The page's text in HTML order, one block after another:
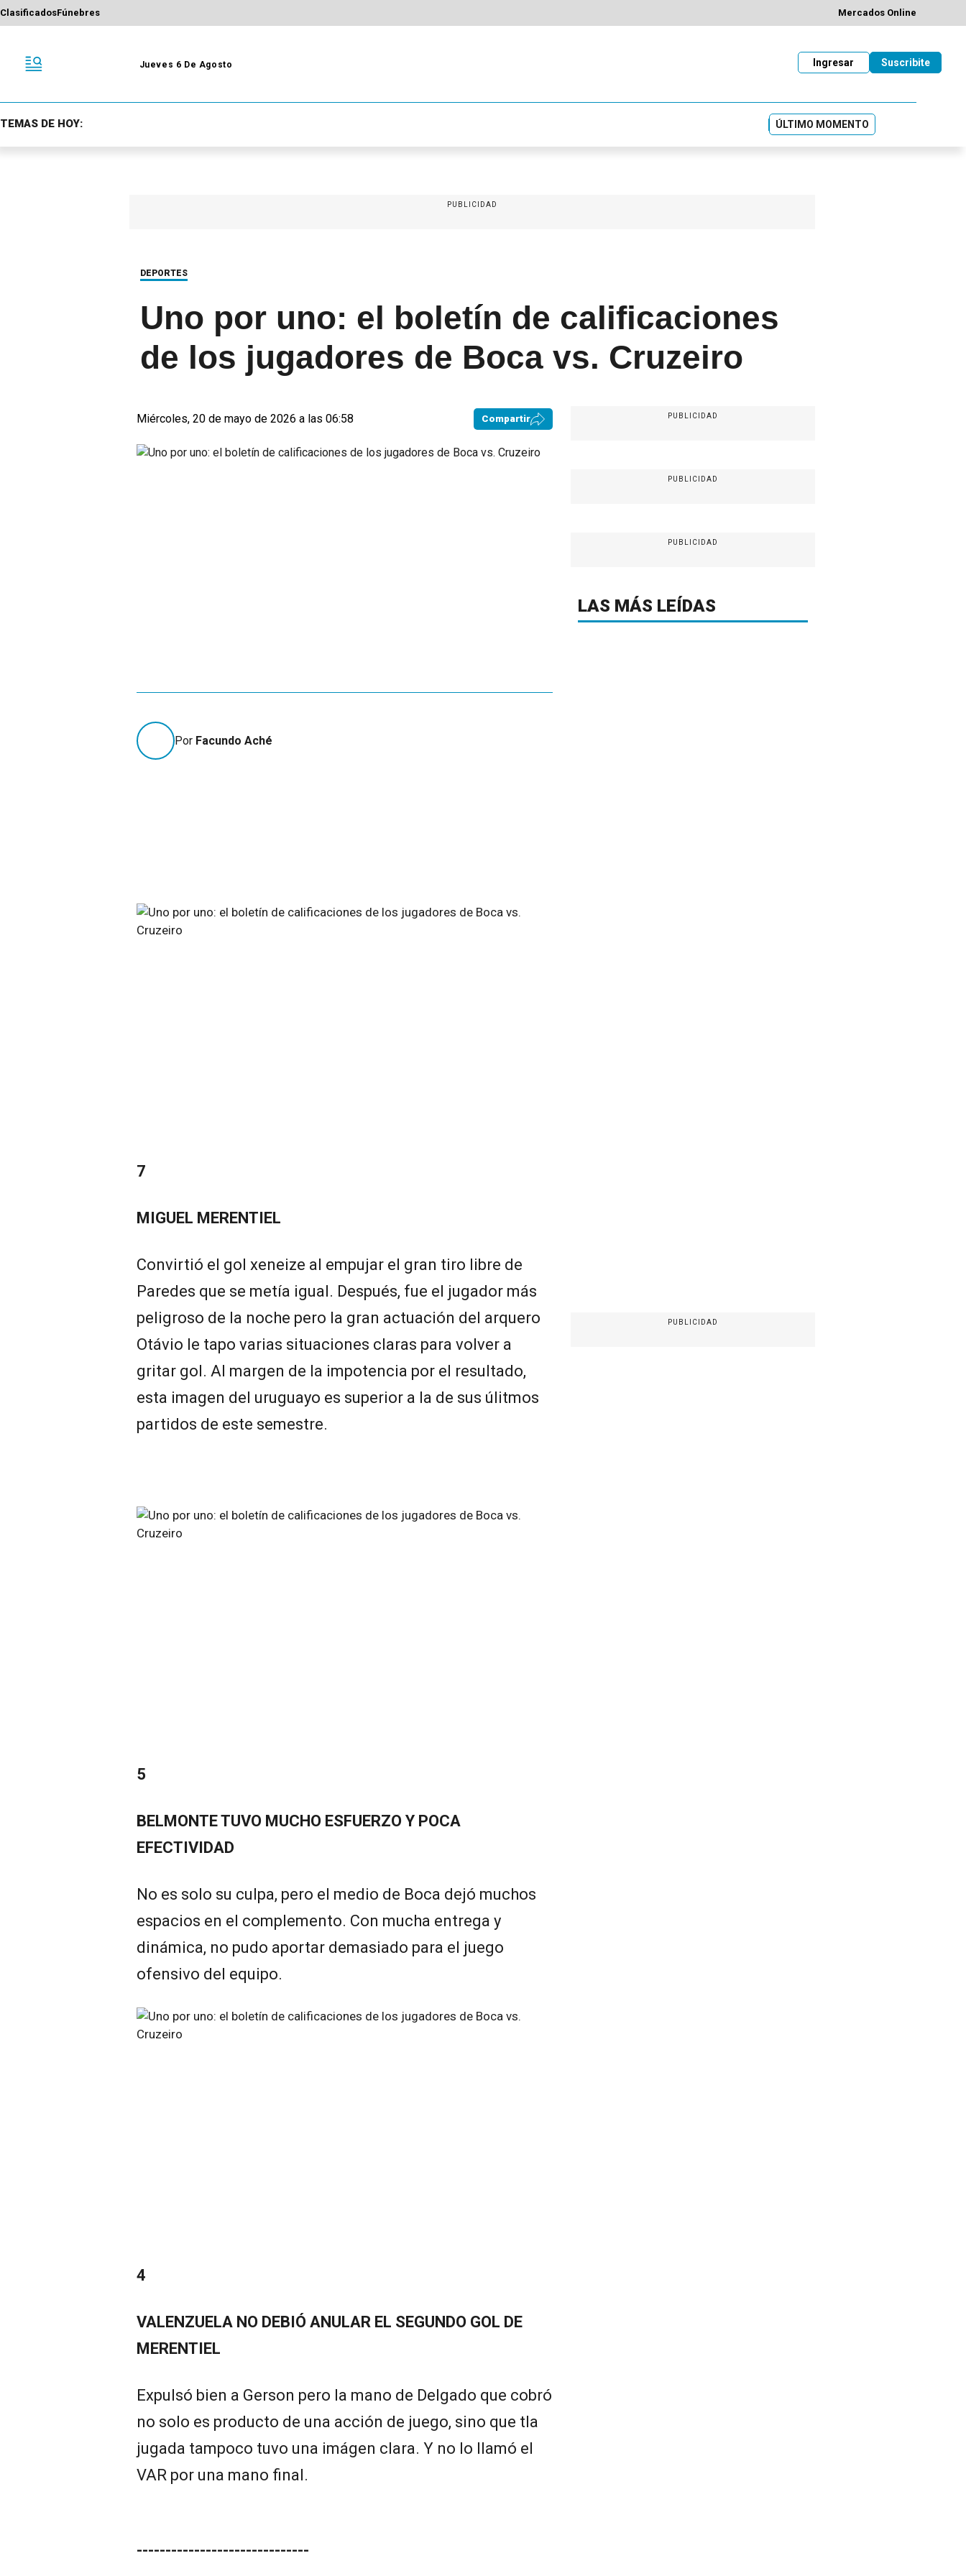
ClasificadosFúnebres Mercados Online
Jueves 6 De Agosto Suscribite
Ingresar
TEMAS DE HOY: ÚLTIMO MOMENTO
PUBLICIDAD
DEPORTES
Uno por uno: el boletín de calificaciones
de los jugadores de Boca vs. Cruzeiro
Miércoles, 20 de mayo de 2026 a las 06:58 Compartir
Por Facundo Aché
7
MIGUEL MERENTIEL
Convirtió el gol xeneize al empujar el gran tiro libre de
Paredes que se metía igual. Después, fue el jugador más
peligroso de la noche pero la gran actuación del arquero
Otávio le tapo varias situaciones claras para volver a
gritar gol. Al margen de la impotencia por el resultado,
esta imagen del uruguayo es superior a la de sus úlitmos
partidos de este semestre.
5
BELMONTE TUVO MUCHO ESFUERZO Y POCA
EFECTIVIDAD
No es solo su culpa, pero el medio de Boca dejó muchos
espacios en el complemento. Con mucha entrega y
dinámica, no pudo aportar demasiado para el juego
ofensivo del equipo.
4
VALENZUELA NO DEBIÓ ANULAR EL SEGUNDO GOL DE
MERENTIEL
Expulsó bien a Gerson pero la mano de Delgado que cobró
no solo es producto de una acción de juego, sino que tla
jugada tampoco tuvo una imágen clara. Y no lo llamó el
VAR por una mano final.
------------------------------
PUBLICIDAD
PUBLICIDAD
PUBLICIDAD
LAS MÁS LEÍDAS
PUBLICIDAD